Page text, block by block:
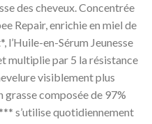
des cheveux. Concentrée
Repair, enrichie en miel de
l’Huile-en-Sérum Jeunesse
multiplie par 5 la résistance
visiblement plus
grasse composée de 97%
s’utilise quotidiennement